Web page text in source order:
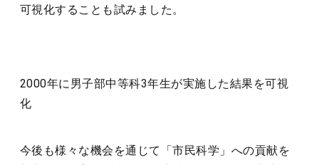
可視化することも試みました。
2000年に男子部中等科3年生が実施した結果を可視
化
今後も様々な機会を通じて「市民科学」への貢献を